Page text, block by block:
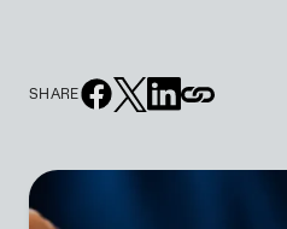
SHARE